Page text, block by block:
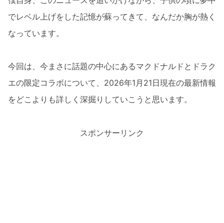
でレベル上げをした記憶が蘇ってきて、なんだか胸が熱く
なっています。
今回は、今まさに話題の中心にあるマクドナルドとドラク
エの限定コラボについて、2026年1月21日現在の最新情報
をどこよりも詳しく深掘りしていこうと思います。
スポンサーリンク